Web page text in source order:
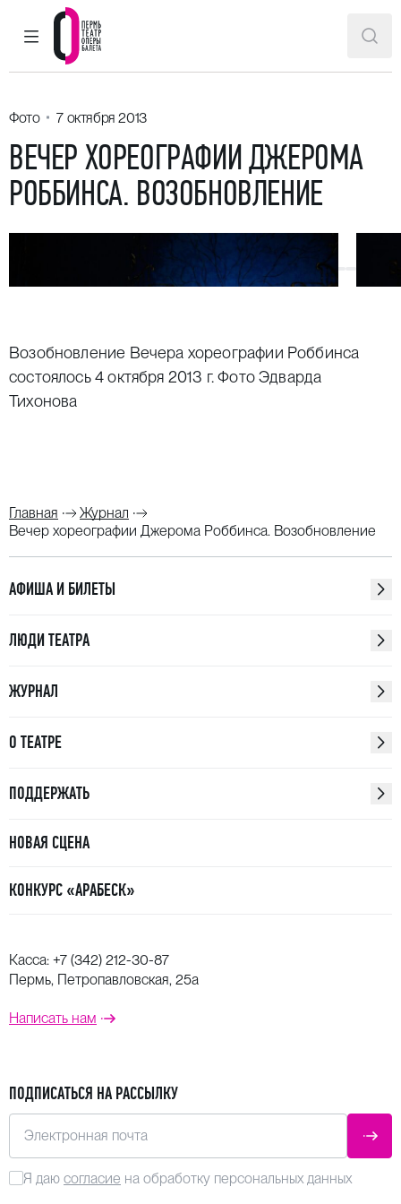
ГЛАВНОЕ МЕНЮ
Пермский театр оперы и балета
Фото 7 октября 2013
ВЕЧЕР ХОРЕОГРАФИИ ДЖЕРОМА
РОББИНСА. ВОЗОБНОВЛЕНИЕ
Возобновление Вечера хореографии Роббинса
состоялось 4 октября 2013 г. Фото Эдварда
Тихонова
Главная
Журнал
Вечер хореографии Джерома Роббинса. Возобновление
АФИША И БИЛЕТЫ
ЛЮДИ ТЕАТРА
ЖУРНАЛ
О ТЕАТРЕ
ПОДДЕРЖАТЬ
НОВАЯ СЦЕНА
КОНКУРС «АРАБЕСК»
Касса: +7 (342) 212-30-87
Пермь, Петропавловская, 25а
Написать нам
ПОДПИСАТЬСЯ НА РАССЫЛКУ
Электронная почта
Я даю согласие на обработку персональных данных